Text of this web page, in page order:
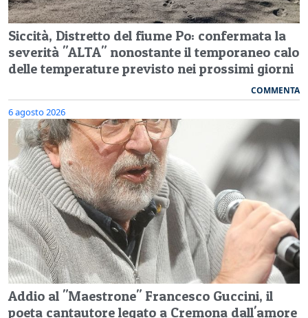
Siccità, Distretto del fiume Po: confermata la
severità "ALTA" nonostante il temporaneo calo
delle temperature previsto nei prossimi giorni
COMMENTA
6 agosto 2026
Addio al "Maestrone" Francesco Guccini, il
poeta cantautore legato a Cremona dall'amore